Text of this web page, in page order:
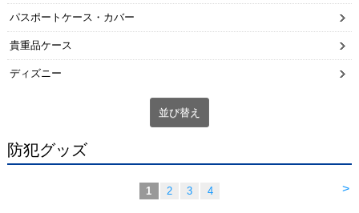
パスポートケース・カバー
貴重品ケース
ディズニー
並び替え
防犯グッズ
>
1 2 3 4